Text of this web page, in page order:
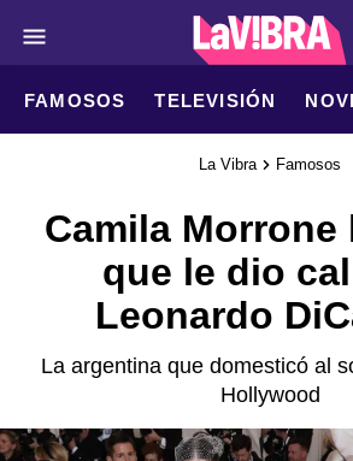
FAMOSOS TELEVISIÓN
La Vibra Famosos
Camila Morrone
que le dio
Leonardo
La argentina que domesticó al
Hollywood